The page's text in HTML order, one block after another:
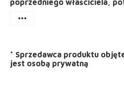
poprzedniego właściciela,
more_horiz
* Sprzedawca produktu
jest osobą prywatną